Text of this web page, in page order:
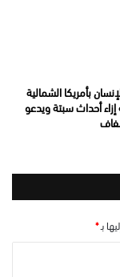
بأمريكا الشمالية
أحداث سبتة ويدعو
بـ*